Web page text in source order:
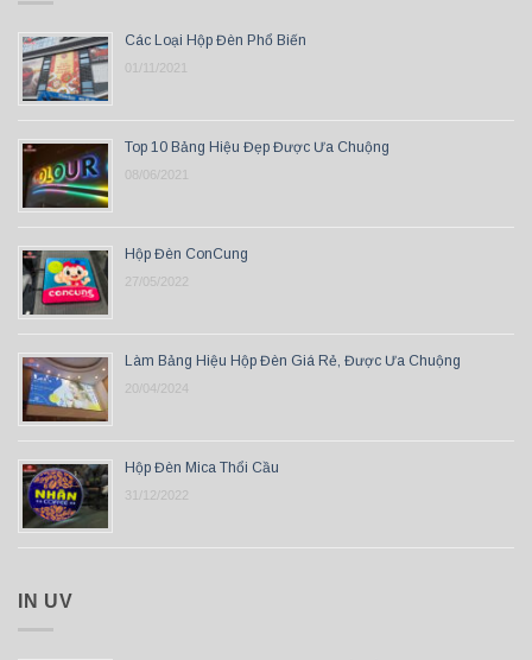
Các Loại Hộp Đèn Phổ Biến
01/11/2021
Top 10 Bảng Hiệu Đẹp Được Ưa Chuộng
08/06/2021
Hộp Đèn ConCung
27/05/2022
Làm Bảng Hiệu Hộp Đèn Giá Rẻ, Được Ưa Chuộng
20/04/2024
Hộp Đèn Mica Thổi Cầu
31/12/2022
IN UV